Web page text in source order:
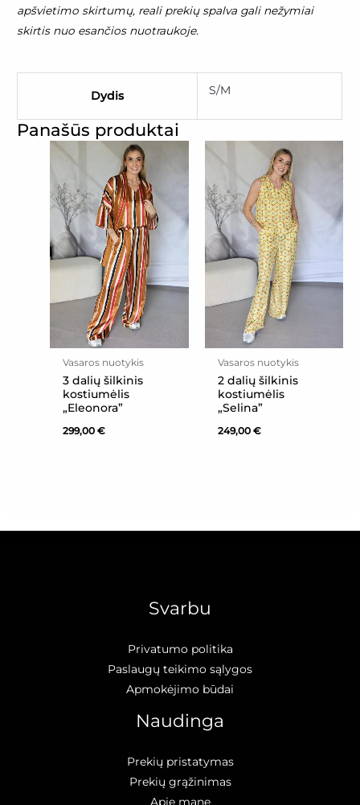
apšvietimo skirtumų, reali prekių spalva gali nežymiai
skirtis nuo esančios nuotraukoje.
Dydis S/M
Panašūs produktai
Vasaros nuotykis
3 dalių šilkinis
kostiumėlis
„Eleonora”
299,00€
Vasaros nuotykis
2 dalių šilkinis
kostiumėlis
„Selina”
249,00 €
Svarbu
Privatumo politika
Paslaugų teikimo sąlygos
Apmokėjimo būdai
Naudinga
Prekių pristatymas
Prekių grąžinimas
Apie mane